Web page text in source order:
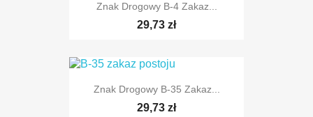
TYLKO ONLINE
Znak Drogowy B-4 Zakaz...
29,73 zł
Znak Drogowy B-35 Zakaz...
29,73 zł